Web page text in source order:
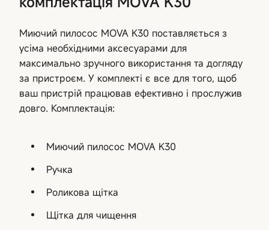
Миючий пилосос MOVA K30 поставляється з
усіма необхідними аксесуарами для
максимально зручного використання та догляду
за пристроєм. У комплекті є все для того, щоб
ваш пристрій працював ефективно і прослужив
довго. Комплектація:
Миючий пилосос MOVA K30
Ручка
Роликова щітка
Щітка для чищення